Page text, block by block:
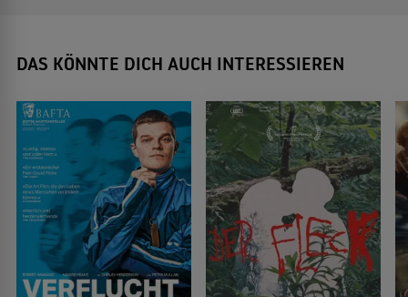
DAS KÖNNTE DICH AUCH INTERESSIEREN